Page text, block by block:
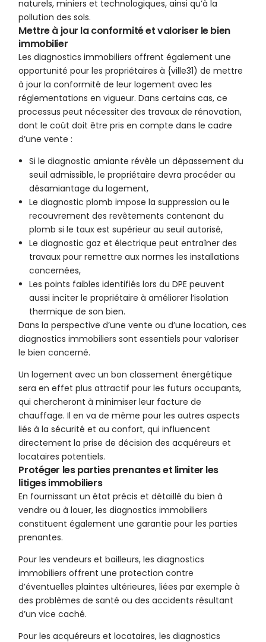
naturels, miniers et technologiques, ainsi qu’à la
pollution des sols.
Mettre à jour la conformité et valoriser le bien
immobilier
Les diagnostics immobiliers offrent également une
opportunité pour les propriétaires à {ville31) de mettre
à jour la conformité de leur logement avec les
réglementations en vigueur. Dans certains cas, ce
processus peut nécessiter des travaux de rénovation,
dont le coût doit être pris en compte dans le cadre
d’une vente :
Si le diagnostic amiante révèle un dépassement du
seuil admissible, le propriétaire devra procéder au
désamiantage du logement,
Le diagnostic plomb impose la suppression ou le
recouvrement des revêtements contenant du
plomb si le taux est supérieur au seuil autorisé,
Le diagnostic gaz et électrique peut entraîner des
travaux pour remettre aux normes les installations
concernées,
Les points faibles identifiés lors du DPE peuvent
aussi inciter le propriétaire à améliorer l’isolation
thermique de son bien.
Dans la perspective d’une vente ou d’une location, ces
diagnostics immobiliers sont essentiels pour valoriser
le bien concerné.
Un logement avec un bon classement énergétique
sera en effet plus attractif pour les futurs occupants,
qui chercheront à minimiser leur facture de
chauffage. Il en va de même pour les autres aspects
liés à la sécurité et au confort, qui influencent
directement la prise de décision des acquéreurs et
locataires potentiels.
Protéger les parties prenantes et limiter les
litiges immobiliers
En fournissant un état précis et détaillé du bien à
vendre ou à louer, les diagnostics immobiliers
constituent également une garantie pour les parties
prenantes.
Pour les vendeurs et bailleurs, les diagnostics
immobiliers offrent une protection contre
d’éventuelles plaintes ultérieures, liées par exemple à
des problèmes de santé ou des accidents résultant
d’un vice caché.
Pour les acquéreurs et locataires, les diagnostics